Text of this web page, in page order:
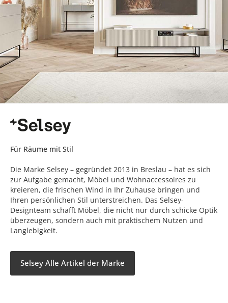
Für Räume mit Stil
Die Marke Selsey – gegründet 2013 in Breslau – hat es sich
zur Aufgabe gemacht, Möbel und Wohnaccessoires zu
kreieren, die frischen Wind in Ihr Zuhause bringen und
Ihren persönlichen Stil unterstreichen. Das Selsey-
Designteam schafft Möbel, die nicht nur durch schicke Optik
überzeugen, sondern auch mit praktischem Nutzen und
Langlebigkeit.
Selsey Alle Artikel der Marke